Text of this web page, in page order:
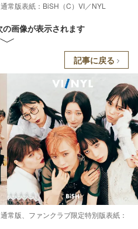
常版表紙：BiSH（C）VI／NYL
画像が表示されます
記事に戻る
常版、ファンクラブ限定特別版表紙：